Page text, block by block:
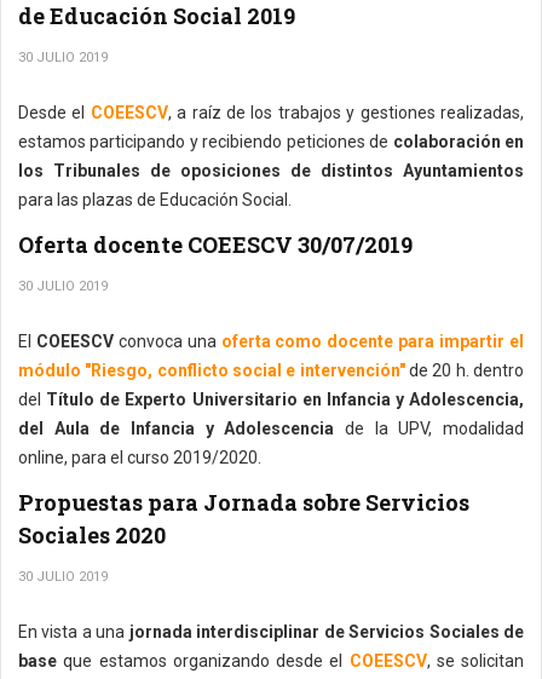
de Educación Social 2019
30 JULIO 2019
Desde el COEESCV, a raíz de los trabajos y gestiones realizadas,
estamos participando y recibiendo peticiones de colaboración en
los Tribunales de oposiciones de distintos Ayuntamientos
para las plazas de Educación Social.
Oferta docente COEESCV 30/07/2019
30 JULIO 2019
El COEESCV convoca una oferta como docente para impartir el
módulo "Riesgo, conflicto social e intervención"de 20 h. dentro
del Título de Experto Universitario en Infancia y Adolescencia,
del Aula de Infancia y Adolescencia de la UPV, modalidad
online, para el curso 2019/2020.
Propuestas para Jornada sobre Servicios
Sociales 2020
30 JULIO 2019
En vista a una jornada interdisciplinar de Servicios Sociales de
base que estamos organizando desde el COEESCV, se solicitan